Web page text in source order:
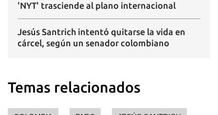
'NYT' trasciende al plano internacional
Jesús Santrich intentó quitarse la vida en
cárcel, según un senador colombiano
Temas relacionados